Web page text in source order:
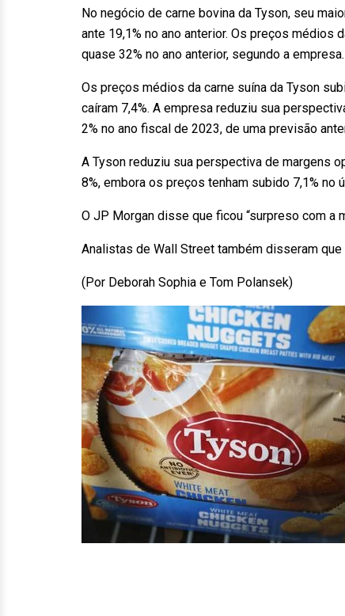
No negócio de carne bovina da Tyson, seu
ante 19,1% no ano anterior. Os preços médios
quase 32% no ano anterior, segundo a empresa.
Os preços médios da carne suína da Tyson
caíram 7,4%. A empresa reduziu sua
2% no ano fiscal de 2023, de uma previsão
A Tyson reduziu sua perspectiva de margens
8%, embora os preços tenham subido 7,1% no
O JP Morgan disse que ficou “surpreso com a
Analistas de Wall Street também disseram
(Por Deborah Sophia e Tom Polansek)